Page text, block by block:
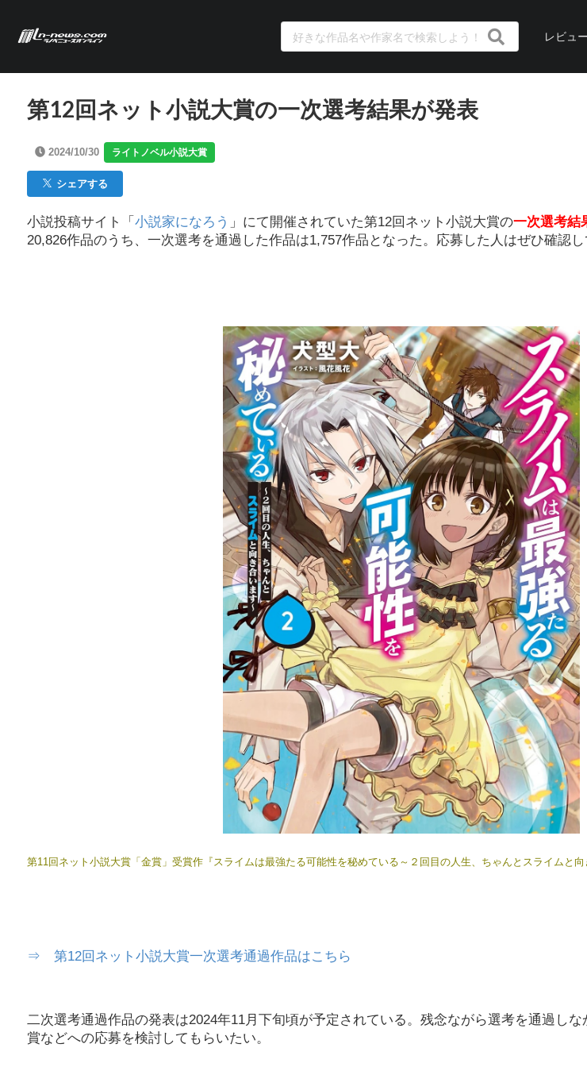
レビュー
第12回ネット小説大賞の一次選考結果が発表
2024/10/30 ライトノベル小説大賞
シェアする
小説投稿サイト「 小説家になろう 」にて開催されていた第12回ネット小説大賞の一次選考結
20,826作品のうち、一次選考を通過した作品は1,757作品となった。応募した人はぜひ確認し
第11回ネット小説大賞「金賞」受賞作『スライムは最強たる可能性を秘めている～２回目の人生、ちゃんとスライムと向
⇒ 第12回ネット小説大賞一次選考通過作品はこちら
二次選考通過作品の発表は2024年11月下旬頃が予定されている。残念ながら選考を通過し
賞などへの応募を検討してもらいたい。